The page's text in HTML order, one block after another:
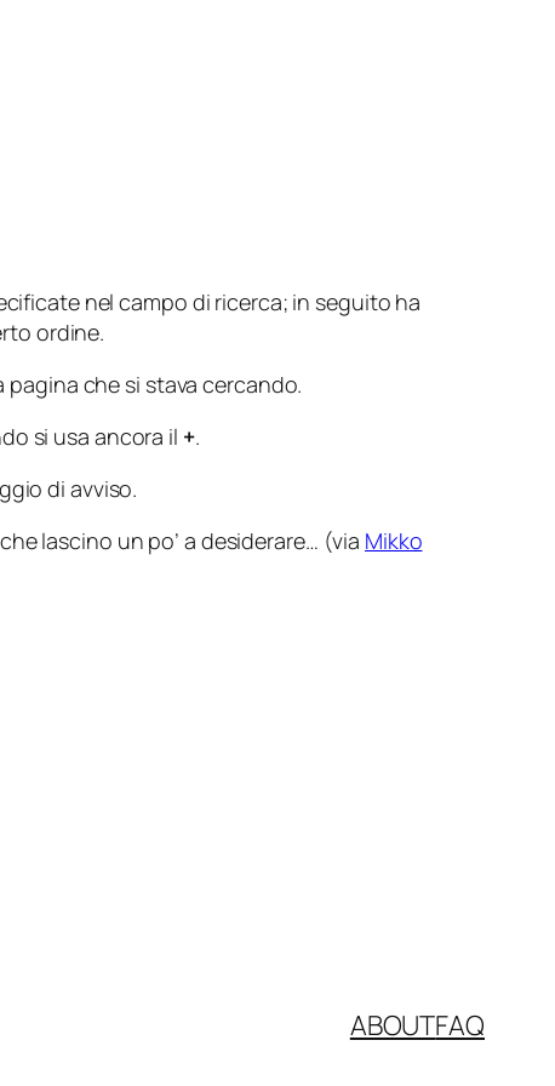
nel campo di ricerca; in seguito ha
ordine.
che si stava cercando.
si usa ancora il +.
di avviso.
lascino un po’ a desiderare… (via Mikko
ABOUTFAQ